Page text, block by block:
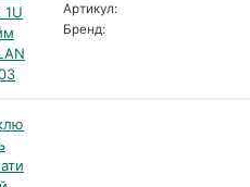
Артикул:
Бренд: